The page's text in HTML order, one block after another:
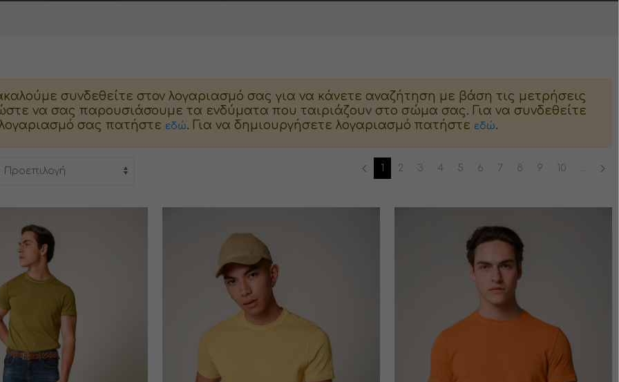
συνδεθείτε στον λογαριασμό σας για να κάνετε αναζήτηση με βάση τις μετρήσεις
να σας παρουσιάσουμε τα ενδύματα που ταιριάζουν στο σώμα σας. Για να συνδεθείτε
σας πατήστε εδώ. Για να δημιουργήσετε λογαριασμό πατήστε εδώ.
1 2 3 4 5 6 7 8 9 10